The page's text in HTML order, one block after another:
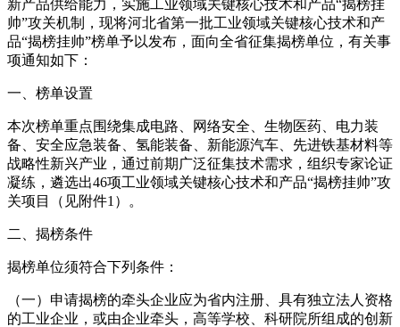
新产品供给能力，实施工业领域关键核心技术和产品“揭榜挂
帅”攻关机制，现将河北省第一批工业领域关键核心技术和产
品“揭榜挂帅”榜单予以发布，面向全省征集揭榜单位，有关事
项通知如下：
一、榜单设置
本次榜单重点围绕集成电路、网络安全、生物医药、电力装
备、安全应急装备、氢能装备、新能源汽车、先进铁基材料等
战略性新兴产业，通过前期广泛征集技术需求，组织专家论证
凝练，遴选出46项工业领域关键核心技术和产品“揭榜挂帅”攻
关项目（见附件1）。
二、揭榜条件
揭榜单位须符合下列条件：
（一）申请揭榜的牵头企业应为省内注册、具有独立法人资格
的工业企业，或由企业牵头，高等学校、科研院所组成的创新